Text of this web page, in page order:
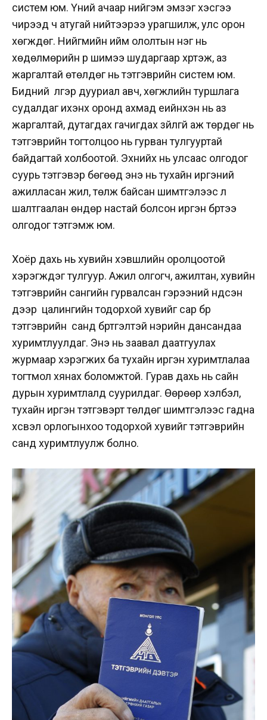
систем юм. Үүний ачаар нийгэм эмзэг хэсгээ
чирээд ч атугай нийтээрээ урагшилж, улс орон
хөгждөг. Нийгмийн ийм ололтын нэг нь
хөдөлмөрийн үр шимээ шударгаар хүртэж, аз
жаргалтай өтөлдөг нь тэтгэврийн систем юм.
Бидний үлгэр дууриал авч, хөгжлийн туршлага
судалдаг ихэнх оронд ахмад үеийнхэн нь аз
жаргалтай, дутагдах гачигдах зүйлгүй аж төрдөг нь
тэтгэврийн тогтолцоо нь гурван тулгууртай
байдагтай холбоотой. Эхнийх нь улсаас олгодог
суурь тэтгэвэр бөгөөд энэ нь тухайн иргэний
ажилласан жил, төлж байсан шимтгэлээс үл
шалтгаалан өндөр настай болсон иргэн бүртээ
олгодог тэтгэмж юм.
Хоёр дахь нь хувийн хэвшлийн оролцоотой
хэрэгждэг тулгуур. Ажил олгогч, ажилтан, хувийн
тэтгэврийн сангийн гурвалсан гэрээний үндсэн
дээр цалингийн тодорхой хувийг сар бүр
тэтгэврийн санд бүртгэлтэй нэрийн дансандаа
хуримтлуулдаг. Энэ нь заавал даатгуулах
журмаар хэрэгжих ба тухайн иргэн хуримтлалаа
тогтмол хянах боломжтой. Гурав дахь нь сайн
дурын хуримтлалд суурилдаг. Өөрөөр хэлбэл,
тухайн иргэн тэтгэвэрт төлдөг шимтгэлээс гадна
хүсвэл орлогынхоо тодорхой хувийг тэтгэврийн
санд хуримтлуулж болно.